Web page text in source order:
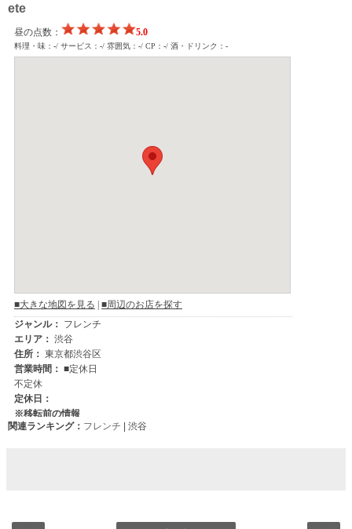
ete
関連ランキング： フレンチ | 渋谷